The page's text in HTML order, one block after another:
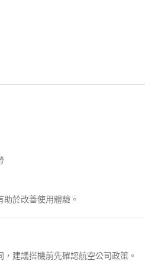
於改善使用體驗。
建議搭機前先確認航空公司政策。